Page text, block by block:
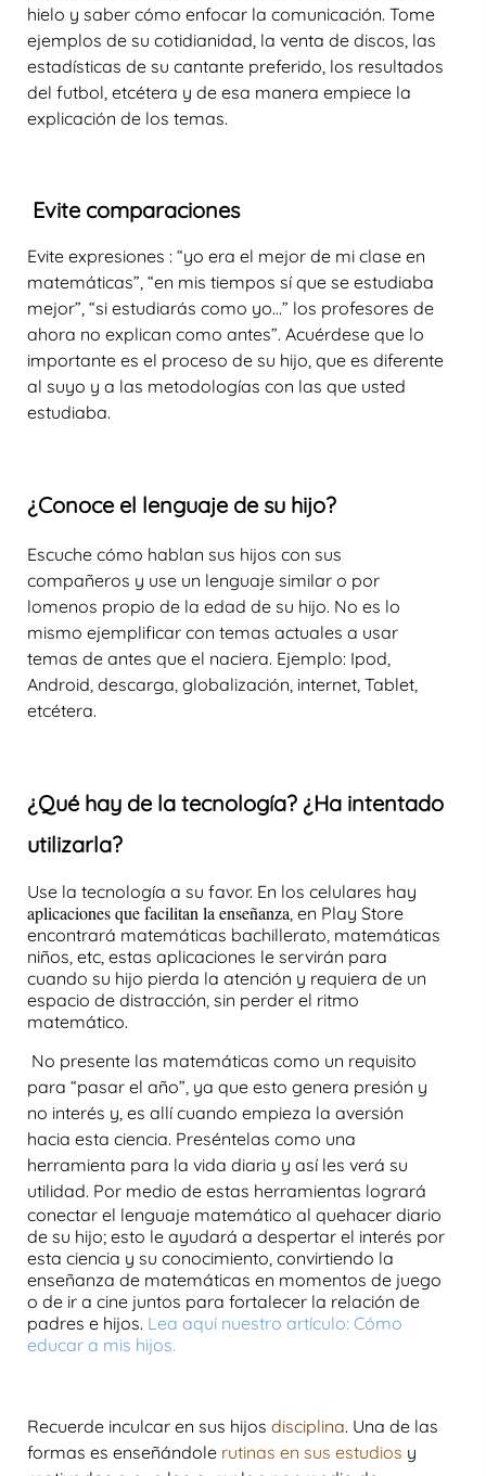
hielo y saber cómo enfocar la comunicación. Tome
ejemplos de su cotidianidad, la venta de discos, las
estadísticas de su cantante preferido, los resultados
del futbol, etcétera y de esa manera empiece la
explicación de los temas.
Evite comparaciones
Evite expresiones : “yo era el mejor de mi clase en
matemáticas”, “en mis tiempos sí que se estudiaba
mejor”, “si estudiarás como yo…” los profesores de
ahora no explican como antes”. Acuérdese que lo
importante es el proceso de su hijo, que es diferente
al suyo y a las metodologías con las que usted
estudiaba.
¿Conoce el lenguaje de su hijo?
Escuche cómo hablan sus hijos con sus
compañeros y use un lenguaje similar o por
lomenos propio de la edad de su hijo. No es lo
mismo ejemplificar con temas actuales a usar
temas de antes que el naciera. Ejemplo: Ipod,
Android, descarga, globalización, internet, Tablet,
etcétera.
¿Qué hay de la tecnología? ¿Ha intentado
utilizarla?
Use la tecnología a su favor. En los celulares hay
aplicaciones que facilitan la enseñanza, en Play Store
encontrará matemáticas bachillerato, matemáticas
niños, etc, estas aplicaciones le servirán para
cuando su hijo pierda la atención y requiera de un
espacio de distracción, sin perder el ritmo
matemático.
No presente las matemáticas como un requisito
para “pasar el año”, ya que esto genera presión y
no interés y, es allí cuando empieza la aversión
hacia esta ciencia. Preséntelas como una
herramienta para la vida diaria y así les verá su
utilidad. Por medio de estas herramientas logrará
conectar el lenguaje matemático al quehacer diario
de su hijo; esto le ayudará a despertar el interés por
esta ciencia y su conocimiento, convirtiendo la
enseñanza de matemáticas en momentos de juego
o de ir a cine juntos para fortalecer la relación de
padres e hijos. Lea aquí nuestro artículo: Cómo
educar a mis hijos.
Recuerde inculcar en sus hijos disciplina. Una de las
formas es enseñándole rutinas en sus estudios y